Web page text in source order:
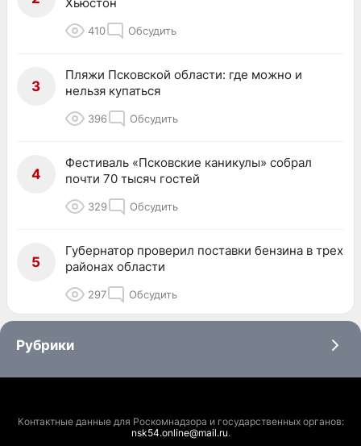
410 Обсудить
3
Пляжи Псковской области: где можно и
нельзя купаться
396 Обсудить
4
Фестиваль «Псковские каникулы» собрал
почти 70 тысяч гостей
329 Обсудить
5
Губернатор проверил поставки бензина в трех
районах области
297 Обсудить
Рубрики
Контактные данные для Роскомнадзора и государственных органов:
nsk54.online@mail.ru.